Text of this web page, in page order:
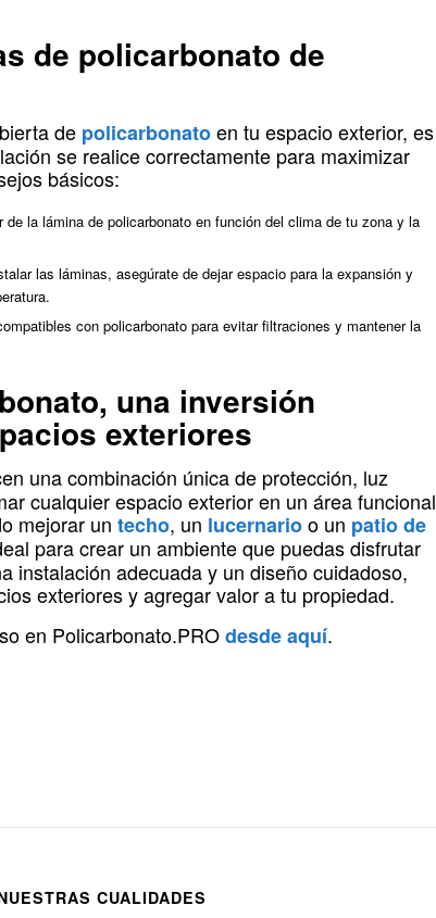
de policarbonato de
de policarbonatoen tu espacio exterior, es
se realice correctamente para maximizar
básicos:
de la lámina de policarbonato en función del clima de tu zona y la
las láminas, asegúrate de dejar espacio para la expansión y
con policarbonato para evitar filtraciones y mantener la
una inversión
exteriores
una combinación única de protección, luz
cualquier espacio exterior en un área funcional
mejorar un techo, un lucernarioo un patio de
para crear un ambiente que puedas disfrutar
instalación adecuada y un diseño cuidadoso,
exteriores y agregar valor a tu propiedad.
en Policarbonato.PROdesde aquí.
CUALIDADES